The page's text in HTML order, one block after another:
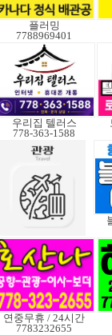
플러밍
7788969401
우리집 텔러스
778-363-1588
연중무휴 / 24시간
7783232655